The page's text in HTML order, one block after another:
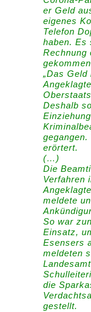
er Geld
eigenes
Telefon
haben. Es
Rechnung
„Das
Deshalb
erörtert.
(…)
Die
Verfahren
meldete
So war
Einsatz,
Esensers
meldeten
die
gestellt.